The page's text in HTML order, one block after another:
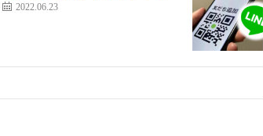
2022.06.23